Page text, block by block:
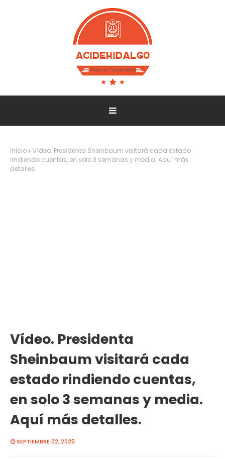
Inicio
Vídeo. Presidenta Sheinbaum visitará cada estado
rindiendo cuentas, en solo 3 semanas y media. Aquí más
detalles.
Vídeo. Presidenta
Sheinbaum visitará cada
estado rindiendo cuentas,
en solo 3 semanas y media.
Aquí más detalles.
SEPTIEMBRE 02, 2025